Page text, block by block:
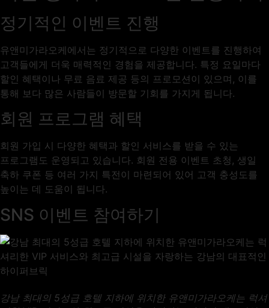
정기적인 이벤트 진행
유앤미가라오케에서는 정기적으로 다양한 이벤트를 진행하여
고객들에게 더욱 매력적인 경험을 제공합니다. 특정 요일마다
할인 혜택이나 무료 음료 제공 등의 프로모션이 있으며, 이를
통해 보다 많은 사람들이 방문할 기회를 가지게 됩니다.
회원 프로그램 혜택
회원 가입 시 다양한 혜택과 할인 서비스를 받을 수 있는
프로그램도 운영되고 있습니다. 회원 전용 이벤트 초청, 생일
축하 쿠폰 등 여러 가지 특전이 마련되어 있어 고객 충성도를
높이는 데 도움이 됩니다.
SNS 이벤트 참여하기
강남 최대의 5성급 호텔 지하에 위치한 유앤미가라오케는 럭셔